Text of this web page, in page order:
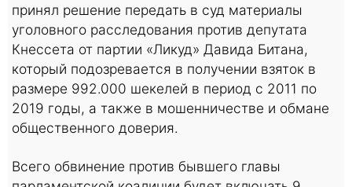
принял решение передать в суд материалы
уголовного расследования против депутата
Кнессета от партии «Ликуд» Давида Битана,
который подозревается в получении взяток в
размере 992.000 шекелей в период с 2011 по
2019 годы, а также в мошенничестве и обмане
общественного доверия.
Всего обвинение против бывшего главы